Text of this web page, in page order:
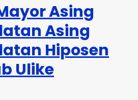
Asing
Asing
Hiposen
Ulike